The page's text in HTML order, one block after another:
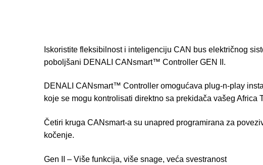
Iskoristite fleksibilnost i inteligenciju CAN bus električnog
poboljšani DENALI CANsmart™ Controller GEN II.
DENALI CANsmart™ Controller omogućava plug-n-play
koje se mogu kontrolisati direktno sa prekidača vašeg
Četiri kruga CANsmart-a su unapred programirana za
kočenje.
Gen II – Više funkcija, više snage, veća svestranost